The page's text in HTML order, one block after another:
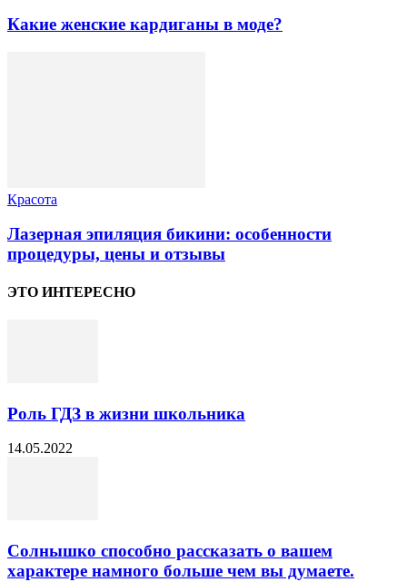
Какие женские кардиганы в моде?
Красота
Лазерная эпиляция бикини: особенности
процедуры, цены и отзывы
ЭТО ИНТЕРЕСНО
Роль ГДЗ в жизни школьника
14.05.2022
Солнышко способно рассказать о вашем
характере намного больше чем вы думаете.